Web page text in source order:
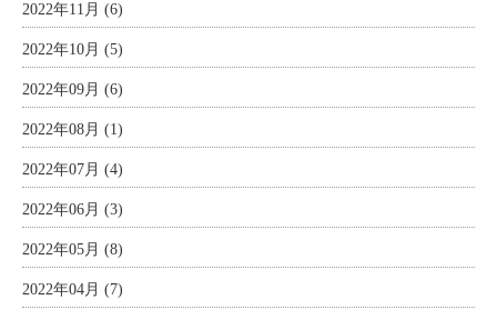
2022年11月 (6)
2022年10月 (5)
2022年09月 (6)
2022年08月 (1)
2022年07月 (4)
2022年06月 (3)
2022年05月 (8)
2022年04月 (7)